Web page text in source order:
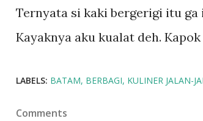
Ternyata si kaki bergerigi itu
Kayaknya aku kualat deh.
LABELS: BATAM BERBAGI KULINER JALAN-
Comments